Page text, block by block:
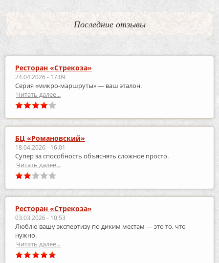
Последние отзывы
Ресторан «Стрекоза»
24.04.2026 - 17:09
Серия «микро‑маршруты» — ваш эталон.
Читать далее...
БЦ «Романовский»
18.04.2026 - 16:01
Супер за способность объяснять сложное просто.
Читать далее...
Ресторан «Стрекоза»
03.03.2026 - 10:53
Люблю вашу экспертизу по диким местам — это то, что
нужно.
Читать далее...